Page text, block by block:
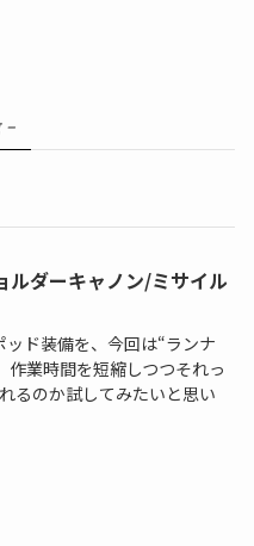
–
ルダーキャノン/ミサイル
ド装備を、今回は“ランナ
業時間を短縮しつつそれっ
るのか試してみたいと思い